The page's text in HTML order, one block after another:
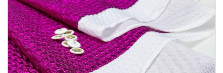
Твид
Ткани на мембране
Тренчевые